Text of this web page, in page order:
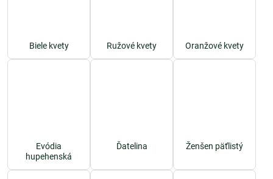
Biele kvety Ružové kvety Oranžové kvety
Evódia
hupehenská
Ďatelina Ženšen päťlistý